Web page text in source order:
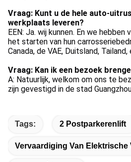
Vraag: Kunt u de hele auto-
werkplaats leveren?
EEN: Ja. wij kunnen. En we
het starten van hun
Canada, de VAE, Duitsland, Tailand,
Vraag: Kan ik een bezoek
A: Natuurlijk, welkom om ons te
zijn gevestigd in de stad
Tags: 2 Postparkerenlift
Vervaardiging Van Elektrische